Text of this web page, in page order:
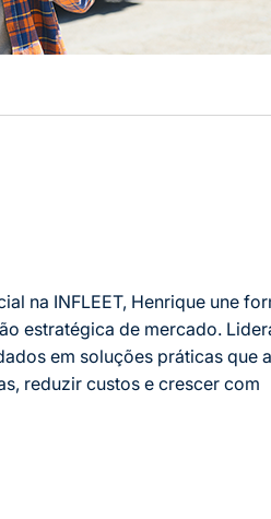
na INFLEET, Henrique une
estratégica de mercado.
em soluções práticas que
reduzir custos e crescer com